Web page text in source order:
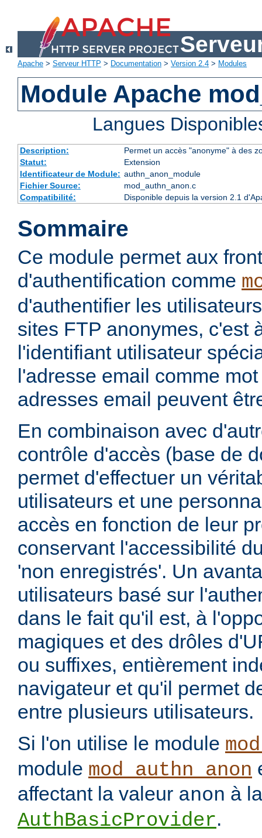
Apache > Serveur HTTP > Documentation > Version 2.4 > Modules
Module Apache
Langues
Description:
Permet un accès "anonyme" à des
Statut:
Extension
Identificateur de Module: authn_anon_module
Fichier Source:
mod_authn_anon.c
Compatibilité:
Disponible depuis la version 2.1
Sommaire
Ce module permet aux
d'authentification comme
d'authentifier les
sites FTP anonymes, c'est
l'identifiant utilisateur
l'adresse email comme
adresses email peuvent
En combinaison avec
contrôle d'accès (base de
permet d'effectuer un
utilisateurs et une
accès en fonction de leur
conservant l'accessibilité
'non enregistrés'. Un
utilisateurs basé sur
dans le fait qu'il est, à
magiques et des drôles
ou suffixes, entièrement
navigateur et qu'il permet
entre plusieurs utilisateurs.
Si l'on utilise le module
module mod_authn_anon
affectant la valeur anon à
AuthBasicProvider.